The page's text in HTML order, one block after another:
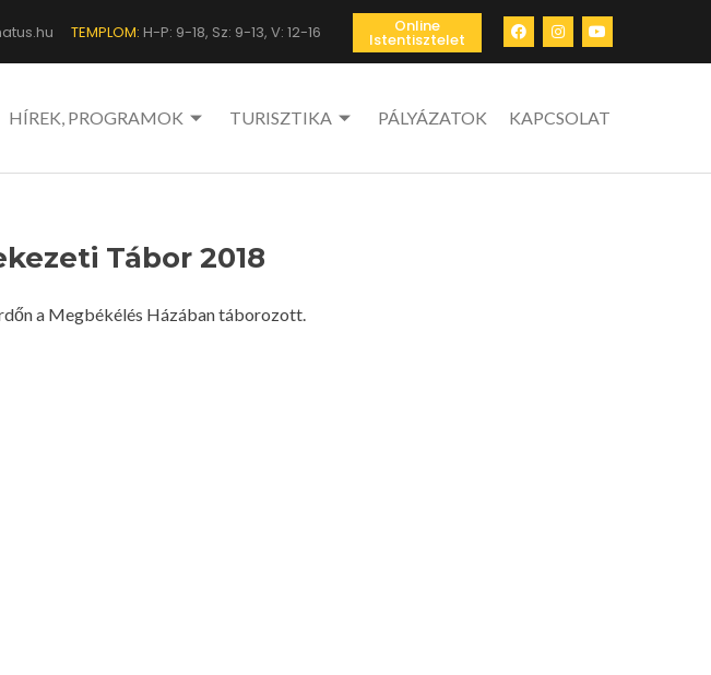
TEMPLOM: H-P: 9-18, Sz: 9-13, V: 12-16 Online
Istentisztelet
HÍREK, PROGRAMOK TURISZTIKA PÁLYÁZATOK KAPCSOLAT
Tábor 2018
a Megbékélés Házában táborozott.